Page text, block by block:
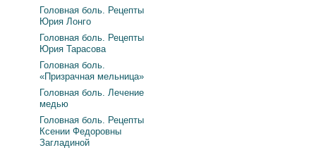
Головная боль. Рецепты
Юрия Лонго
Головная боль. Рецепты
Юрия Тарасова
Головная боль.
«Призрачная мельница»
Головная боль. Лечение
медью
Головная боль. Рецепты
Ксении Федоровны
Загладиной